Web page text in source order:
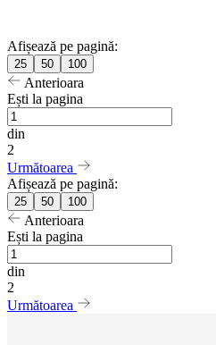
Afișează pe pagină:
25 50 100
Anterioara
Ești la pagina
din
2
Următoarea
Afișează pe pagină:
25 50 100
Anterioara
Ești la pagina
din
2
Următoarea